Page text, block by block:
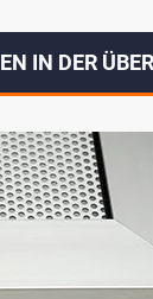
IN DER